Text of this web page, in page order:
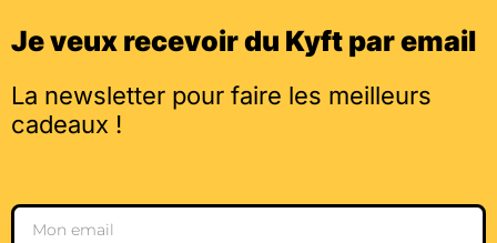
Je veux recevoir du Kyft par email
La newsletter pour faire les meilleurs
cadeaux !
Email